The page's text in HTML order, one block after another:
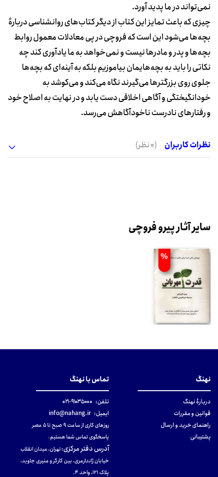
نمی‌تواند در ما پدید آورد.
چیزی که باعث تمایز این کتاب از دیگر کتاب‌های روانشناسی دربارهٔ
بچه‌ها می‌شود این است که فروچی در پی معادلات معمول روابط
بچه‌ها و پدر و مادرها نیست و نمی‌خواهد به ما یادآوری کند چه
نکاتی را باید به بچه‌هایمان بیاموزیم بلکه به آینه‌ای که بچه‌ها
جلوی روی بزرگترها می‌گیرند نگاه می‌کند و می‌کوشد به
خودانگیختگی و آگاهی اخلاقی دست یابد و در نهایت به اصلاح خود
و رفتارهای نادرست ناخودآگاهش می‌رسد.
نظرات کاربران (0 نظر)
سایر آثار پیرو فروچی
%
نهنگ
دربارهٔ نهنگ
قوانین و مقررات
راهنمای خرید و ارسال
پشتیبانی
تماس با نهنگ
تلفن: ۹۱۰۳۵۰۰۰-۰۲۱
ایمیل: info@nahang.ir
روزهای کاری از ساعت ۹ صبح تا ۵ عصر
پاسخگوی تماس شما هستیم.
آدرس دفتر مرکزی:تهران، میدان انقلاب
خیابان ژاندارمری، بین کارگر و منیری جاوید،
پلاک 121، واحد ۴.